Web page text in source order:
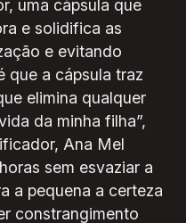
uma cápsula que
e solidifica as
e evitando
que a cápsula traz
elimina qualquer
da minha filha”,
Ana Mel
sem esvaziar a
a pequena a certeza
constrangimento